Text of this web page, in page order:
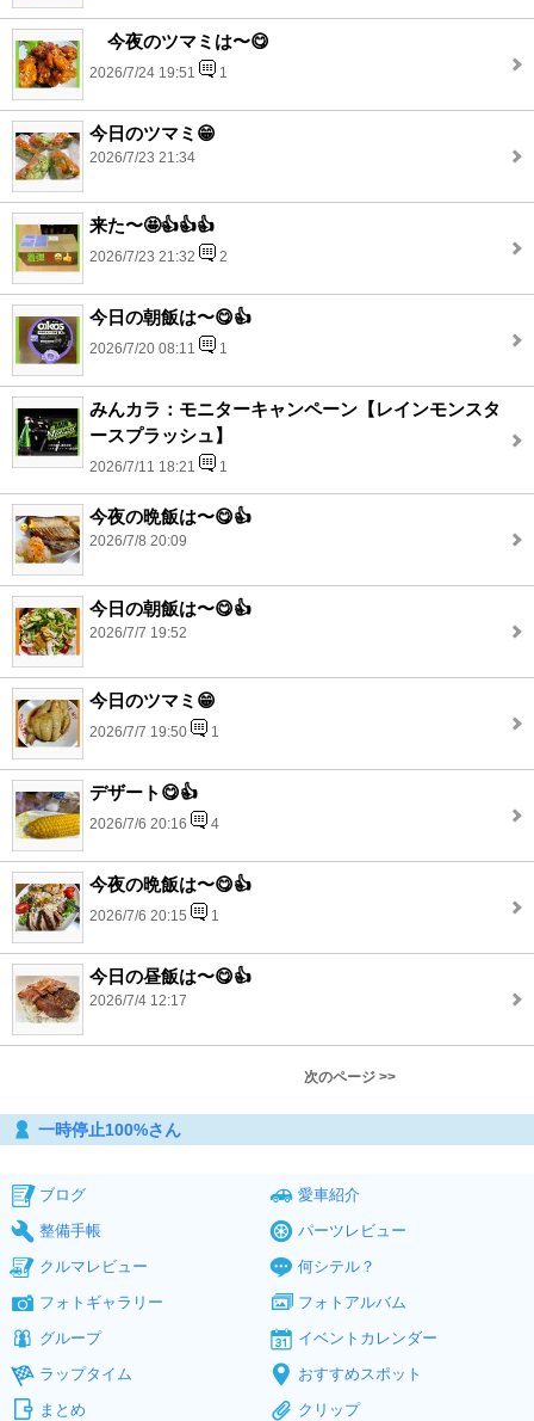
今夜のツマミは〜😋
2026/7/24 19:51 1
今日のツマミ😁
2026/7/23 21:34
来た〜🤩👍👍👍
2026/7/23 21:32 2
今日の朝飯は〜😋👍
2026/7/20 08:11 1
みんカラ：モニターキャンペーン【レインモンスタ
ースプラッシュ】
2026/7/11 18:21 1
今夜の晩飯は〜😋👍
2026/7/8 20:09
今日の朝飯は〜😋👍
2026/7/7 19:52
今日のツマミ😁
2026/7/7 19:50 1
デザート😋👍
2026/7/6 20:16 4
今夜の晩飯は〜😋👍
2026/7/6 20:15 1
今日の昼飯は〜😋👍
2026/7/4 12:17
次のページ >>
一時停止100%さん
ブログ
愛車紹介
整備手帳
パーツレビュー
クルマレビュー
何シテル？
フォトギャラリー
フォトアルバム
グループ
イベントカレンダー
ラップタイム
おすすめスポット
まとめ
クリップ